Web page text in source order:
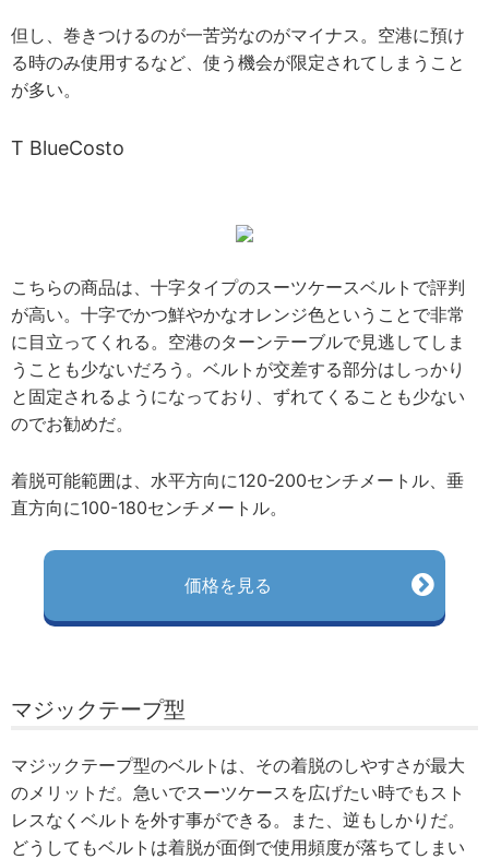
但し、巻きつけるのが一苦労なのがマイナス。空港に預け
る時のみ使用するなど、使う機会が限定されてしまうこと
が多い。
T BlueCosto
こちらの商品は、十字タイプのスーツケースベルトで評判
が高い。十字でかつ鮮やかなオレンジ色ということで非常
に目立ってくれる。空港のターンテーブルで見逃してしま
うことも少ないだろう。ベルトが交差する部分はしっかり
と固定されるようになっており、ずれてくることも少ない
のでお勧めだ。
着脱可能範囲は、水平方向に120-200センチメートル、垂
直方向に100-180センチメートル。
価格を見る
マジックテープ型
マジックテープ型のベルトは、その着脱のしやすさが最大
のメリットだ。急いでスーツケースを広げたい時でもスト
レスなくベルトを外す事ができる。また、逆もしかりだ。
どうしてもベルトは着脱が面倒で使用頻度が落ちてしまい